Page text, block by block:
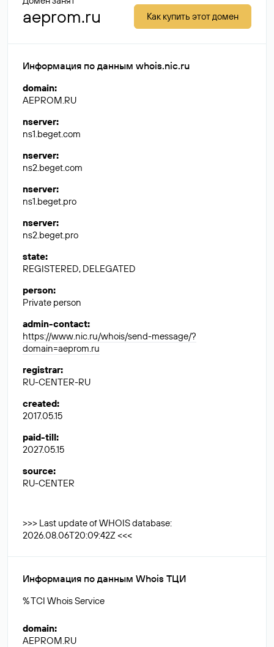
aeprom.ru Как купить этот домен
Информация по данным whois.nic.ru
domain:
AEPROM.RU
nserver:
ns1.beget.com
nserver:
ns2.beget.com
nserver:
ns1.beget.pro
nserver:
ns2.beget.pro
state:
REGISTERED, DELEGATED
person:
Private person
admin-contact:
https://www.nic.ru/whois/send-message/?
domain=aeprom.ru
registrar:
RU-CENTER-RU
created:
2017.05.15
paid-till:
2027.05.15
source:
RU-CENTER
>>> Last update of WHOIS database:
2026.08.06T20:09:42Z <<<
Информация по данным Whois ТЦИ
% TCI Whois Service
domain:
AEPROM.RU